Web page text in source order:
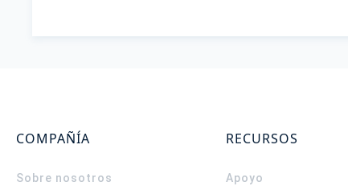
COMPAÑÍA
Sobre nosotros
RECURSOS
Apoyo